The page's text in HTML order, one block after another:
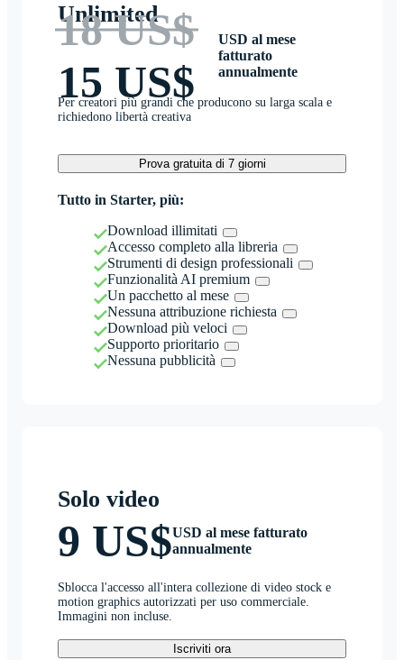
Unlimited
18 US$
15 US$
USD al mese
fatturato
annualmente
Per creatori più grandi che producono su larga scala e
richiedono libertà creativa
Prova gratuita di 7 giorni
Tutto in Starter, più:
Download illimitati
Accesso completo alla libreria
Strumenti di design professionali
Funzionalità AI premium
Un pacchetto al mese
Nessuna attribuzione richiesta
Download più veloci
Supporto prioritario
Nessuna pubblicità
Solo video
9 US$USD al mese fatturato
annualmente
Sblocca l'accesso all'intera collezione di video stock e
motion graphics autorizzati per uso commerciale.
Immagini non incluse.
Iscriviti ora